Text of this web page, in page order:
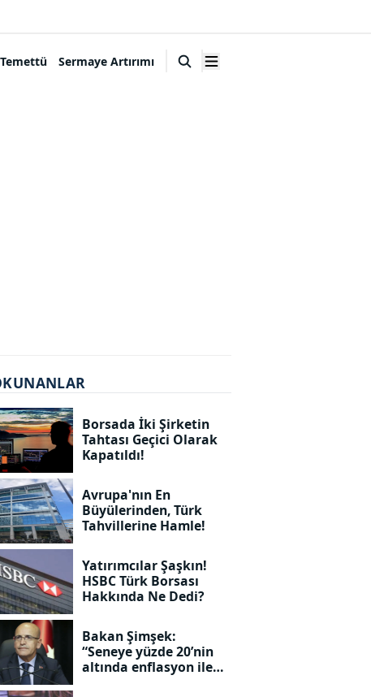
Temettü Sermaye Artırımı
Borsada İki Şirketin
Tahtası Geçici Olarak
Kapatıldı!
Avrupa'nın En
Büyülerinden, Türk
Tahvillerine Hamle!
Yatırımcılar Şaşkın!
HSBC Türk Borsası
Hakkında Ne Dedi?
Bakan Şimşek:
“Seneye yüzde 20’nin
altında enflasyon ile